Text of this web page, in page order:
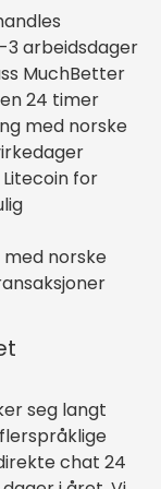
3 arbeidsdager
MuchBetter
24 timer
med norske
Litecoin for
norske
seg langt
chat 24